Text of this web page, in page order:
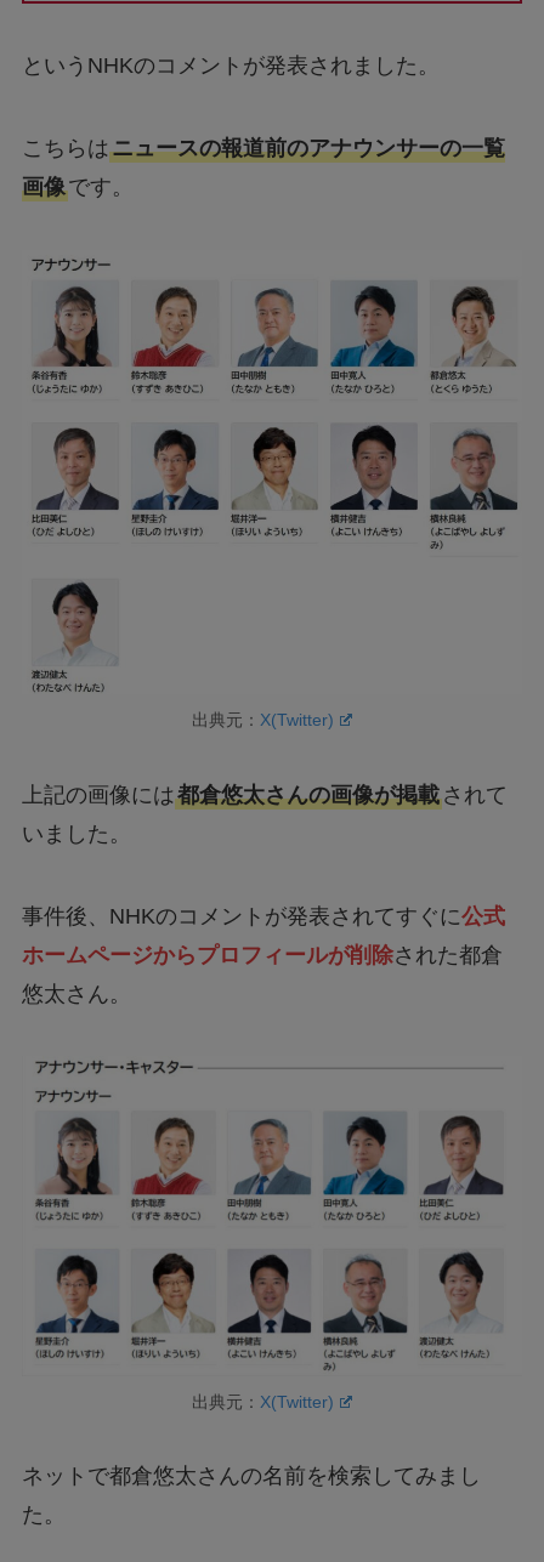
というNHKのコメントが発表されました。
こちらはニュースの報道前のアナウンサーの一覧
画像です。
出典元： X(Twitter)
上記の画像には都倉悠太さんの画像が掲載されて
いました。
事件後、NHKのコメントが発表されてすぐに公式
ホームページからプロフィールが削除された都倉
悠太さん。
出典元： X(Twitter)
ネットで都倉悠太さんの名前を検索してみまし
た。